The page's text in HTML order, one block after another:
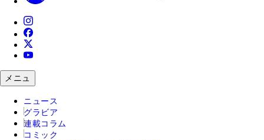
メニュ
ニュース
グラビア
連載コラム
コミック